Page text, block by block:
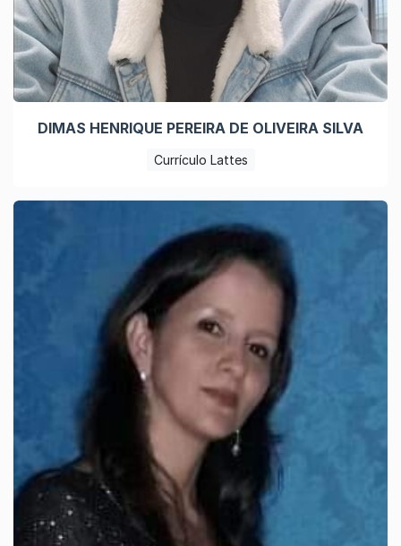
DIMAS HENRIQUE PEREIRA DE OLIVEIRA SILVA
Currículo Lattes